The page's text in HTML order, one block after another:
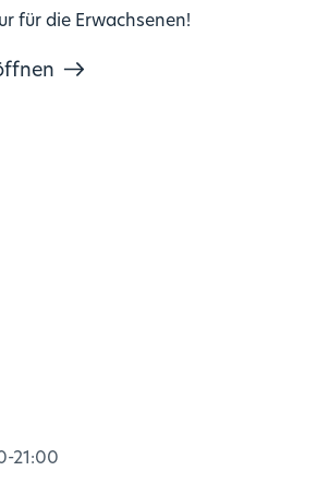
für die Erwachsenen!
21:00